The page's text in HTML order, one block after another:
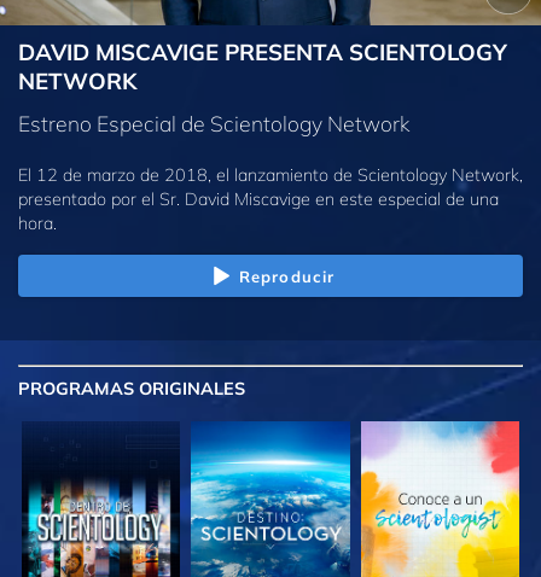
DAVID MISCAVIGE PRESENTA SCIENTOLOGY
NETWORK
Estreno Especial de Scientology Network
El 12 de marzo de 2018, el lanzamiento de Scientology Network,
presentado por el Sr. David Miscavige en este especial de una
hora.
Reproducir
PROGRAMAS ORIGINALES